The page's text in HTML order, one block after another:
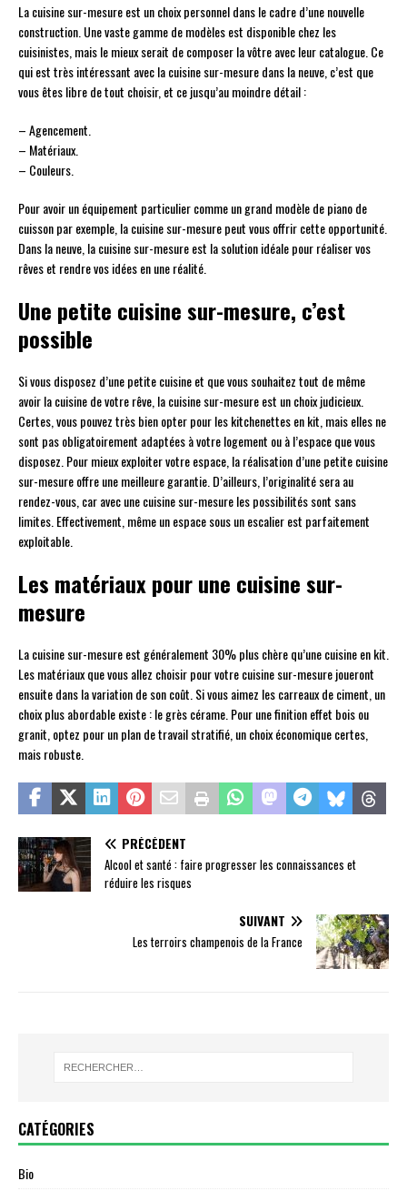
La cuisine sur-mesure est un choix personnel dans le cadre d’une nouvelle
construction. Une vaste gamme de modèles est disponible chez les
cuisinistes, mais le mieux serait de composer la vôtre avec leur catalogue. Ce
qui est très intéressant avec la cuisine sur-mesure dans la neuve, c’est que
vous êtes libre de tout choisir, et ce jusqu’au moindre détail :
– Agencement.
– Matériaux.
– Couleurs.
Pour avoir un équipement particulier comme un grand modèle de piano de
cuisson par exemple, la cuisine sur-mesure peut vous offrir cette opportunité.
Dans la neuve, la cuisine sur-mesure est la solution idéale pour réaliser vos
rêves et rendre vos idées en une réalité.
Une petite cuisine sur-mesure, c’est
possible
Si vous disposez d’une petite cuisine et que vous souhaitez tout de même
avoir la cuisine de votre rêve, la cuisine sur-mesure est un choix judicieux.
Certes, vous pouvez très bien opter pour les kitchenettes en kit, mais elles ne
sont pas obligatoirement adaptées à votre logement ou à l’espace que vous
disposez. Pour mieux exploiter votre espace, la réalisation d’une petite cuisine
sur-mesure offre une meilleure garantie. D’ailleurs, l’originalité sera au
rendez-vous, car avec une cuisine sur-mesure les possibilités sont sans
limites. Effectivement, même un espace sous un escalier est parfaitement
exploitable.
Les matériaux pour une cuisine sur-
mesure
La cuisine sur-mesure est généralement 30% plus chère qu’une cuisine en kit.
Les matériaux que vous allez choisir pour votre cuisine sur-mesure joueront
ensuite dans la variation de son coût. Si vous aimez les carreaux de ciment, un
choix plus abordable existe : le grès cérame. Pour une finition effet bois ou
granit, optez pour un plan de travail stratifié, un choix économique certes,
mais robuste.
PRÉCÉDENT
Alcool et santé : faire progresser les connaissances et
réduire les risques
SUIVANT
Les terroirs champenois de la France
CATÉGORIES
Bio